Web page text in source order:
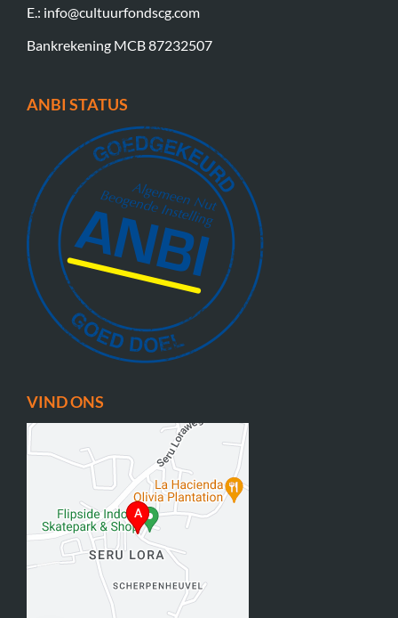
E.: info@cultuurfondscg.com
Bankrekening MCB 87232507
ANBI STATUS
VIND ONS